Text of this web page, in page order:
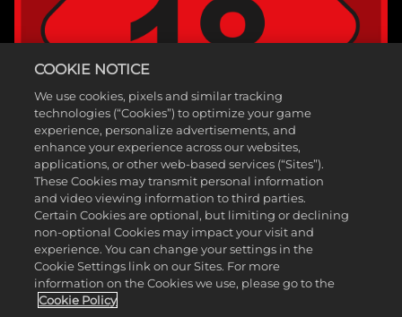
©2025 Take-Two Interactive Software, Inc. Veröffentlicht von 2K
Games. Entwickelt von Hangar 13. Mafia, Take-Two Interactive
Software, 2K, Hangar 13 und ihre jeweiligen Logos sind Marken von
COOKIE NOTICE
We use cookies, pixels and similar tracking
technologies (“Cookies”) to optimize your game
experience, personalize advertisements, and
enhance your experience across our websites,
applications, or other web-based services (“Sites”).
These Cookies may transmit personal information
and video viewing information to third parties.
Certain Cookies are optional, but limiting or declining
non-optional Cookies may impact your visit and
experience. You can change your settings in the
Cookie Settings link on our Sites. For more
information on the Cookies we use, please go to the
Cookie Policy